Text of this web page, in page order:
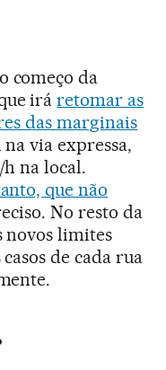
começo da
iráretomar as
das marginais
via expressa,
na local.
que não
No resto da
novos limites
de cada rua